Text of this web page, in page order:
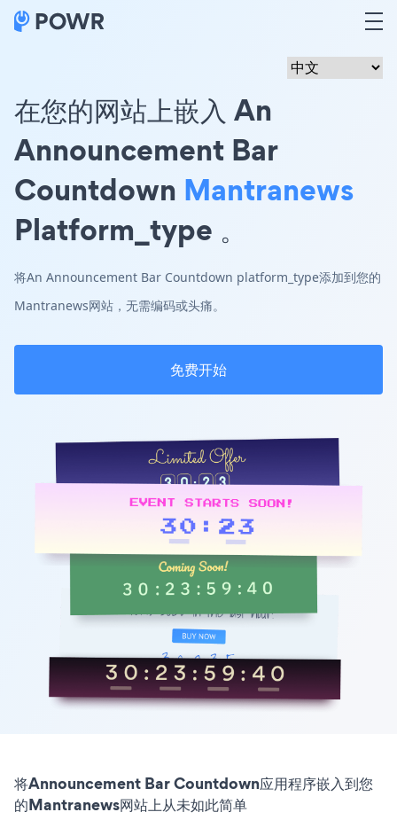
在您的网站上嵌入 An
Announcement Bar
Countdown Mantranews
Platform_type 。
将An Announcement Bar Countdown platform_type添加到您的
Mantranews网站，无需编码或头痛。
免费开始
将Announcement Bar Countdown应用程序嵌入到您
的Mantranews网站上从未如此简单